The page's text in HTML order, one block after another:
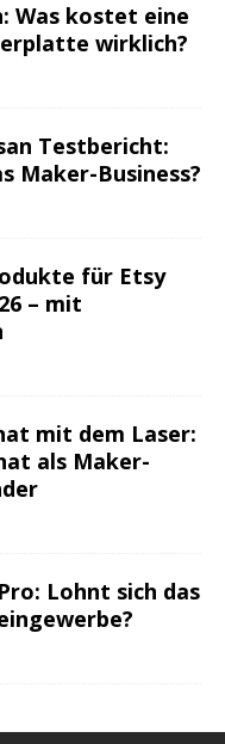
Was kostet eine
wirklich?
Testbericht:
Maker-Business?
für Etsy
– mit
mit dem Laser:
als Maker-
Lohnt sich das